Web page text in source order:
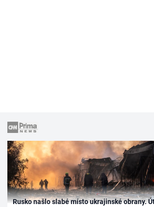
Rusko našlo slabé místo ukrajinské obrany.